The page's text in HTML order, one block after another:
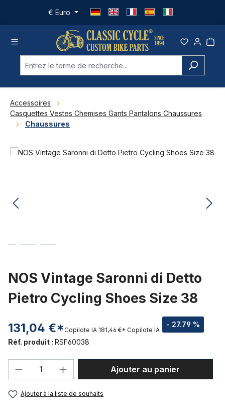
Passer au contenu principal
€ Euro
Accessoires
Casquettes Vestes Chemises Gants Pantalons Chaussures
Chaussures
Ignorer la galerie d'images
NOS Vintage Saronni di Detto
Pietro Cycling Shoes Size 38
131,04 €* - 27.79 %
Copilote IA 181,46 €* Copilote IA
Réf. produit : RSF60038
Quantité de produit : Entrez la
Ajouter au panier
Ajouter à la liste de souhaits